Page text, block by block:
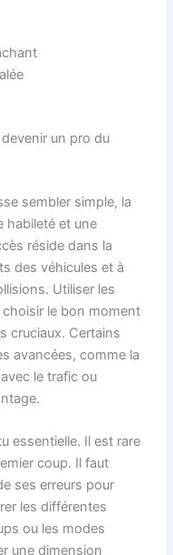
un pro du
sembler simple, la
habileté et une
réside dans la
des véhicules et à
Utiliser les
le bon moment
cruciaux. Certains
avancées, comme la
le trafic ou
essentielle. Il est rare
coup. Il faut
ses erreurs pour
les différentes
ou les modes
une dimension